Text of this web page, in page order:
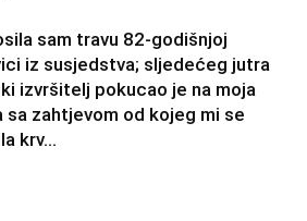
sam travu 82-godišnjoj
iz susjedstva; sljedećeg jutra
izvršitelj pokucao je na moja
sa zahtjevom od kojeg mi se
krv...